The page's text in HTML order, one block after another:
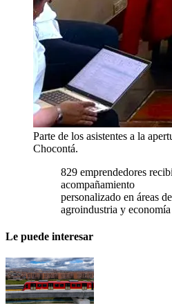
Parte de los asistentes a la
Chocontá.
829 emprendedores
acompañamiento
personalizado en áreas
agroindustria y
Le puede interesar